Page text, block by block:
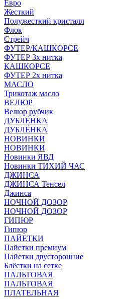
Евро
Жесткий
Полужесткий кристалл
Флок
Стрейч
ФУТЕР/КАШКОРСЕ
ФУТЕР 3х нитка
КАШКОРСЕ
ФУТЕР 2х нитка
МАСЛО
Трикотаж масло
ВЕЛЮР
Велюр рубчик
ДУБЛЁНКА
ДУБЛЁНКА
НОВИНКИ
НОВИНКИ
Новинки ЯВД
Новинки ТИХИЙ ЧАС
ДЖИНСА
ДЖИНСА Тенсел
Джинса
НОЧНОЙ ДОЗОР
НОЧНОЙ ДОЗОР
ГИПЮР
Гипюр
ПАЙЕТКИ
Пайетки премиум
Пайетки двусторонние
Блёстки на сетке
ПАЛЬТОВАЯ
ПАЛЬТОВАЯ
ПЛАТЕЛЬНАЯ